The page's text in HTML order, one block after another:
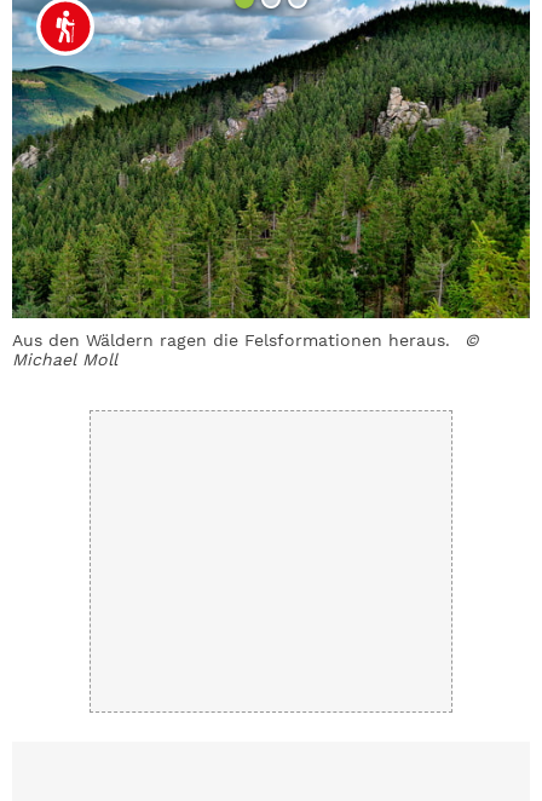
Aus den Wäldern ragen die Felsformationen heraus.
©
Michael Moll